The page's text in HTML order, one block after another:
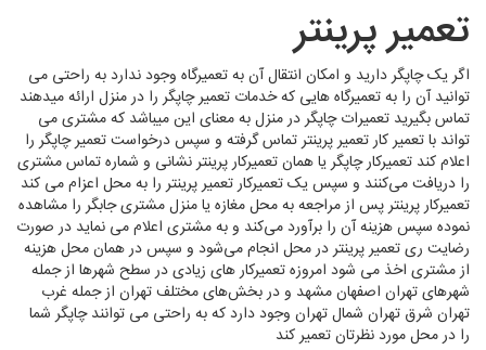
تعمیر پرینتر
اگر یک چاپگر دارید و امکان انتقال آن به تعمیرگاه وجود ندارد به راحتی می
توانید آن را به تعمیرگاه هایی که خدمات تعمیر چاپگر را در منزل ارائه میدهند
تماس بگیرید تعمیرات چاپگر در منزل به معنای این میباشد که مشتری می
تواند با تعمیر کار تعمیر پرینتر تماس گرفته و سپس درخواست تعمیر چاپگر را
اعلام کند تعمیرکار چاپگر یا همان تعمیرکار پرینتر نشانی و شماره تماس مشتری
را دریافت می‌کنند و سپس یک تعمیرکار تعمیر پرینتر را به محل اعزام می کند
تعمیرکار پرینتر پس از مراجعه به محل مغازه یا منزل مشتری جابگر را مشاهده
نموده سپس هزینه آن را برآورد می‌کند و به مشتری اعلام می نماید در صورت
رضایت ری تعمیر پرینتر در محل انجام می‌شود و سپس در همان محل هزینه
از مشتری اخذ می شود امروزه تعمیرکار های زیادی در سطح شهرها از جمله
شهرهای تهران اصفهان مشهد و در بخش‌های مختلف تهران از جمله غرب
تهران شرق تهران شمال تهران وجود دارد که به راحتی می توانند چاپگر شما
را در محل مورد نظرتان تعمیر کند